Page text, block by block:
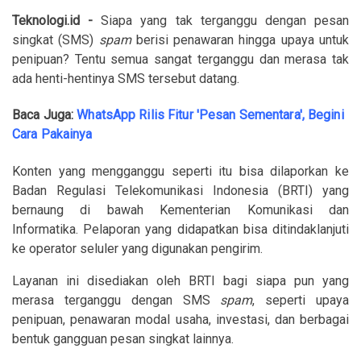
Teknologi.id - Siapa yang tak terganggu dengan pesan
singkat (SMS) spamberisi penawaran hingga upaya untuk
penipuan? Tentu semua sangat terganggu dan merasa tak
ada henti-hentinya SMS tersebut datang.
Baca Juga:WhatsApp Rilis Fitur 'Pesan Sementara', Begini
Cara Pakainya
Konten yang mengganggu seperti itu bisa dilaporkan ke
Badan Regulasi Telekomunikasi Indonesia (BRTI) yang
bernaung di bawah Kementerian Komunikasi dan
Informatika. Pelaporan yang didapatkan bisa ditindaklanjuti
ke operator seluler yang digunakan pengirim.
Layanan ini disediakan oleh BRTI bagi siapa pun yang
merasa terganggu dengan SMS spam, seperti upaya
penipuan, penawaran modal usaha, investasi, dan berbagai
bentuk gangguan pesan singkat lainnya.